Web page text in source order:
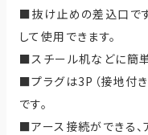
■抜け止めの差込口で
して使用できます。
■スチール机などに簡単
■プラグは3P（接地付
です。
■アース接続ができる、